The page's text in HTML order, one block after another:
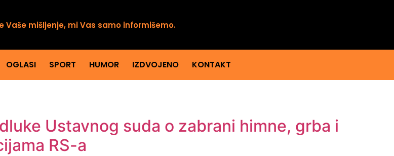
Vaše mišljenje, mi Vas samo informišemo.
OGLASI SPORT HUMOR IZDVOJENO KONTAKT
Ustavnog suda o zabrani himne, grba i
RS-a